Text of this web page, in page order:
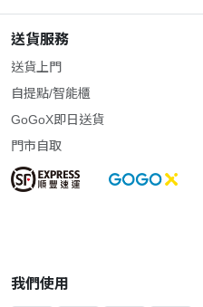
送貨服務
送貨上門
自提點/智能櫃
GoGoX即日送貨
門市自取
我們使用